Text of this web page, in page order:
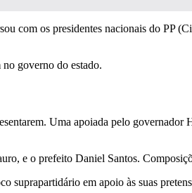
com os presidentes nacionais do PP
governo do estado.
Uma apoiada pelo
e o prefeito Daniel Santos.
em apoio às suas